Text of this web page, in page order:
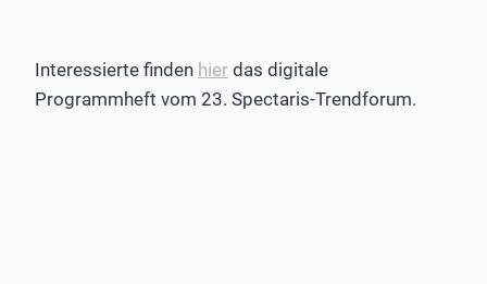
Interessierte finden hier das digitale
Programmheft vom 23. Spectaris-Trendforum.